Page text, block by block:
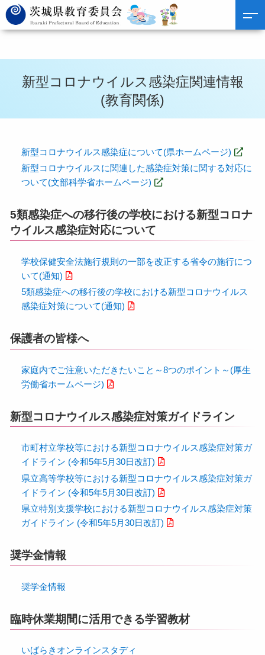
新型コロナウイルス感染症関連情報
(教育関係)
新型コロナウイルス感染症について(県ホームページ)
新型コロナウイルスに関連した感染症対策に関する対応に
ついて(文部科学省ホームページ)
5類感染症への移行後の学校における新型コロナ
ウイルス感染症対応について
学校保健安全法施行規則の一部を改正する省令の施行につ
いて(通知)
5類感染症への移行後の学校における新型コロナウイルス
感染症対策について(通知)
保護者の皆様へ
家庭内でご注意いただきたいこと～8つのポイント～(厚生
労働省ホームページ)
新型コロナウイルス感染症対策ガイドライン
市町村立学校等における新型コロナウイルス感染症対策ガ
イドライン (令和5年5月30日改訂)
県立高等学校等における新型コロナウイルス感染症対策ガ
イドライン (令和5年5月30日改訂)
県立特別支援学校における新型コロナウイルス感染症対策
ガイドライン (令和5年5月30日改訂)
奨学金情報
奨学金情報
臨時休業期間に活用できる学習教材
いばらきオンラインスタディ